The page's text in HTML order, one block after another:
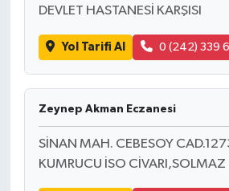
DEVLET HASTANESİ KARŞISI
Yol Tarifi Al 0 (242) 339
Zeynep Akman Eczanesi
SİNAN MAH. CEBESOY
KUMRUCU İSO